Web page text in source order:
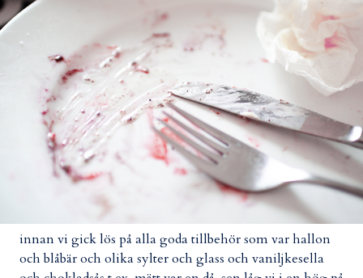
innan vi gick lös på alla goda tillbehör som var hallon
och blåbär och olika sylter och glass och vaniljkesella